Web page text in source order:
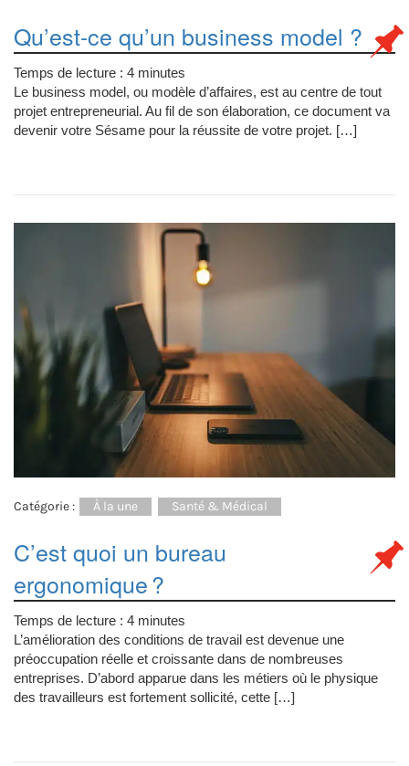
Qu’est-ce qu’un business model ?
Temps de lecture : 4 minutes
Le business model, ou modèle d’affaires, est au centre de tout
projet entrepreneurial. Au fil de son élaboration, ce document va
devenir votre Sésame pour la réussite de votre projet. […]
Catégorie : À la une Santé & Médical
C’est quoi un bureau
ergonomique ?
Temps de lecture : 4 minutes
L’amélioration des conditions de travail est devenue une
préoccupation réelle et croissante dans de nombreuses
entreprises. D’abord apparue dans les métiers où le physique
des travailleurs est fortement sollicité, cette […]